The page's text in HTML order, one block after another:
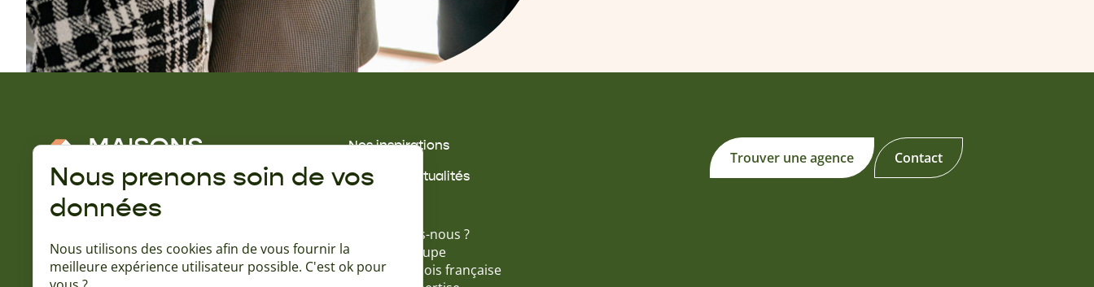
Rejoignez la communauté Naturéa :
Nos inspirations
Guides & actualités
Qui sommes-nous ?
Batinéo Groupe
L'ossature bois française
Trouver une agence Contact
Nous prenons soin de vos
données
Nous utilisons des cookies afin de vous fournir la
meilleure expérience utilisateur possible. C'est ok pour